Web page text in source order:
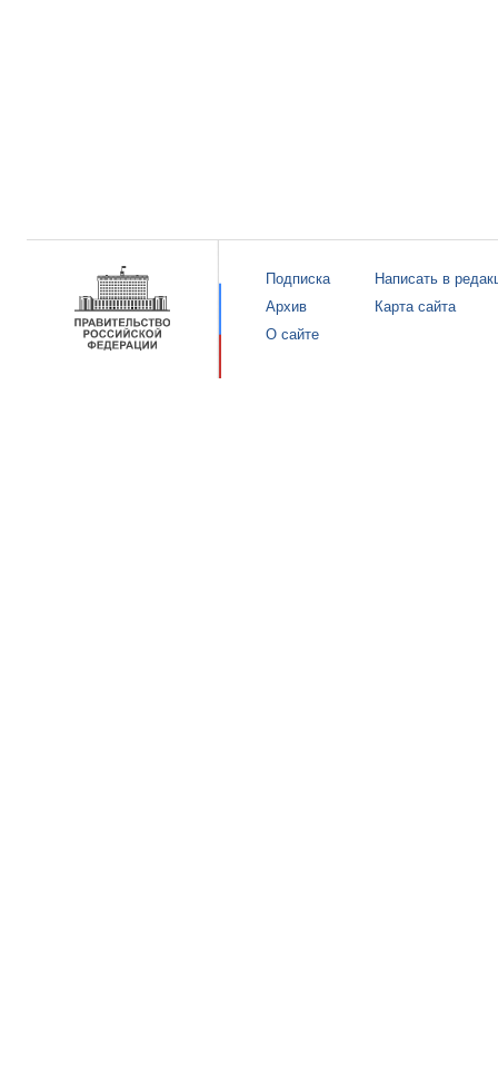
Подписка
Архив
О сайте
Написать в
Карта сайта